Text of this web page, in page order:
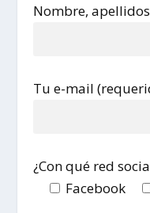
Nombre,
Tu e-mail
¿Con qué red
Facebook